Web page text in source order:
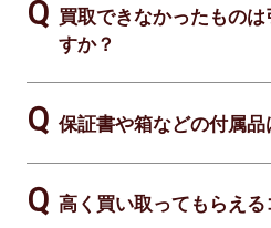
買取できなかったもの
すか？
保証書や箱などの付属品
高く買い取ってもらえる